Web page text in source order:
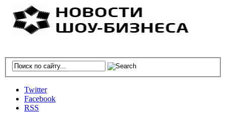
Twitter
Facebook
RSS